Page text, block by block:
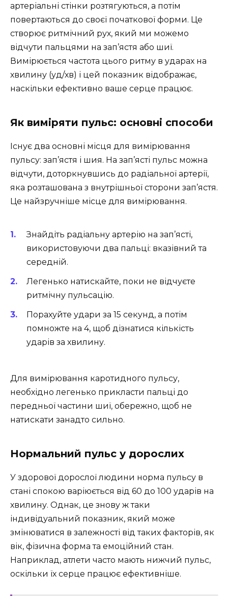
артеріальні стінки розтягуються, а потім
повертаються до своєї початкової форми. Це
створює ритмічний рух, який ми можемо
відчути пальцями на зап’ястя або шиї.
Вимірюється частота цього ритму в ударах на
хвилину (уд/хв) і цей показник відображає,
наскільки ефективно ваше серце працює.
Як виміряти пульс: основні способи
Існує два основні місця для вимірювання
пульсу: зап’ястя і шия. На зап’ясті пульс можна
відчути, доторкнувшись до радіальної артерії,
яка розташована з внутрішньої сторони зап’ястя.
Це найзручніше місце для вимірювання.
Знайдіть радіальну артерію на зап’ясті,
використовуючи два пальці: вказівний та
середній.
Легенько натискайте, поки не відчуєте
ритмічну пульсацію.
Порахуйте удари за 15 секунд, а потім
помножте на 4, щоб дізнатися кількість
ударів за хвилину.
Для вимірювання каротидного пульсу,
необхідно легенько прикласти пальці до
передньої частини шиї, обережно, щоб не
натискати занадто сильно.
Нормальний пульс у дорослих
У здорової дорослої людини норма пульсу в
стані спокою варіюється від 60 до 100 ударів на
хвилину. Однак, це знову ж таки
індивідуальний показник, який може
змінюватися в залежності від таких факторів, як
вік, фізична форма та емоційний стан.
Наприклад, атлети часто мають нижчий пульс,
оскільки їх серце працює ефективніше.